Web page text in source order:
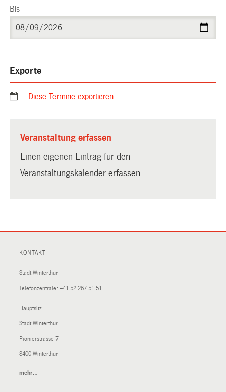
Bis
Exporte
Diese Termine exportieren
Veranstaltung erfassen
Einen eigenen Eintrag für den
Veranstaltungskalender erfassen
KONTAKT
Stadt Winterthur
Telefonzentrale: +41 52 267 51 51
Hauptsitz
Stadt Winterthur
Pionierstrasse 7
8400 Winterthur
mehr…